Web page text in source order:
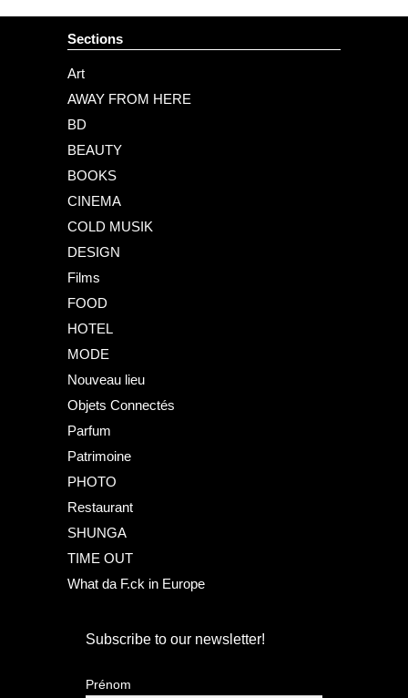
Sections
Art
AWAY FROM HERE
BD
BEAUTY
BOOKS
CINEMA
COLD MUSIK
DESIGN
Films
FOOD
HOTEL
MODE
Nouveau lieu
Objets Connectés
Parfum
Patrimoine
PHOTO
Restaurant
SHUNGA
TIME OUT
What da F.ck in Europe
Subscribe to our newsletter!
Prénom